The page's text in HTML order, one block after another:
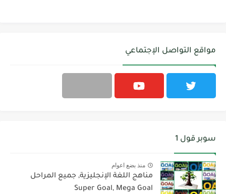
مواقع التواصل الإجتماعي
سوبر قول 1
منذ بضع اعوام
مناهج اللغة الإنجليزية, جميع المراحل
Super Goal, Mega Goal